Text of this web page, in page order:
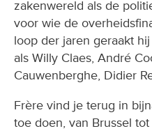
zakenwereld als de
voor wie de
loop der jaren geraakt
als Willy Claes, André
Cauwenberghe, Didier
Frère vind je terug in
toe doen, van Brussel